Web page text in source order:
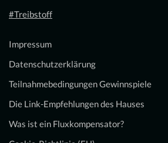
#Treibstoff
Impressum
Datenschutzerklärung
Teilnahmebedingungen Gewinnspiele
Die Link-Empfehlungen des Hauses
Was ist ein Fluxkompensator?